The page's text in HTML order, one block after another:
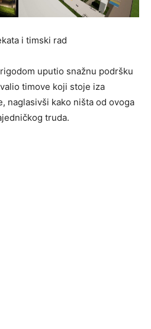
i timski rad
uputio snažnu podršku
timove koji stoje iza
naglasivši kako ništa od ovoga
truda.